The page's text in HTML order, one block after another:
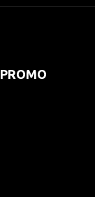
PROMO